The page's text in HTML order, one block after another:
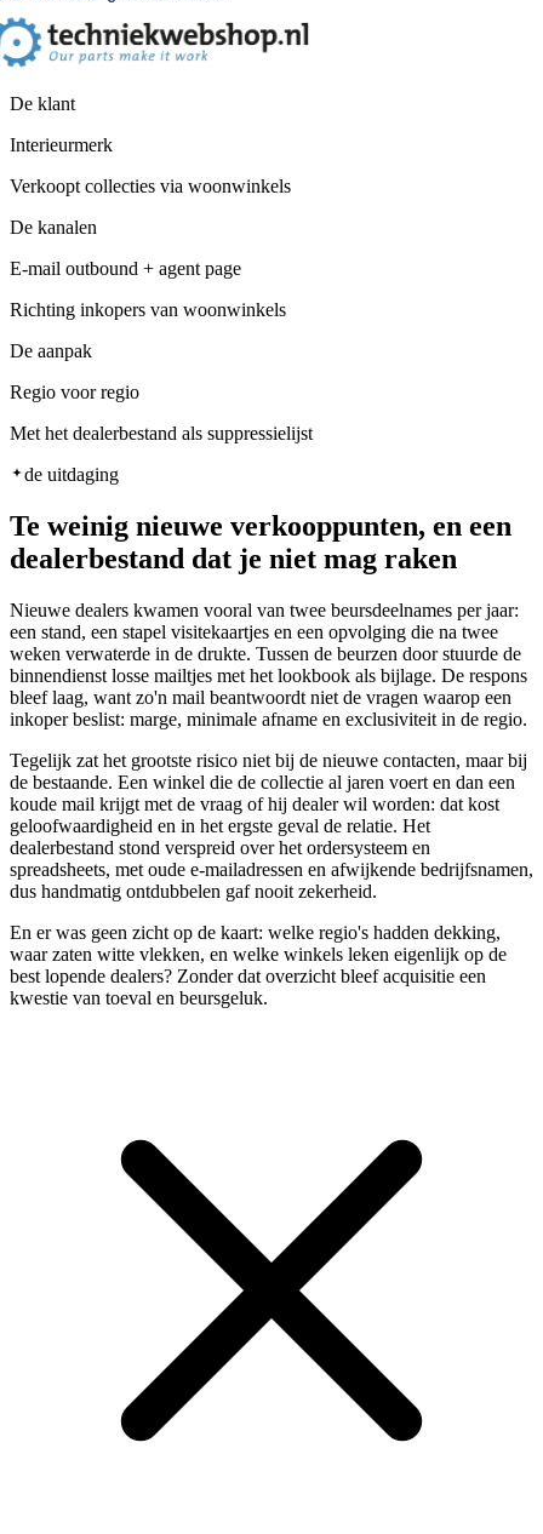
De klant
Interieurmerk
Verkoopt collecties via woonwinkels
De kanalen
E-mail outbound + agent page
Richting inkopers van woonwinkels
De aanpak
Regio voor regio
Met het dealerbestand als suppressielijst
de uitdaging
Te weinig nieuwe verkooppunten, en een
dealerbestand dat je niet mag raken
Nieuwe dealers kwamen vooral van twee beursdeelnames per jaar:
een stand, een stapel visitekaartjes en een opvolging die na twee
weken verwaterde in de drukte. Tussen de beurzen door stuurde de
binnendienst losse mailtjes met het lookbook als bijlage. De respons
bleef laag, want zo'n mail beantwoordt niet de vragen waarop een
inkoper beslist: marge, minimale afname en exclusiviteit in de regio.
Tegelijk zat het grootste risico niet bij de nieuwe contacten, maar bij
de bestaande. Een winkel die de collectie al jaren voert en dan een
koude mail krijgt met de vraag of hij dealer wil worden: dat kost
geloofwaardigheid en in het ergste geval de relatie. Het
dealerbestand stond verspreid over het ordersysteem en
spreadsheets, met oude e-mailadressen en afwijkende bedrijfsnamen,
dus handmatig ontdubbelen gaf nooit zekerheid.
En er was geen zicht op de kaart: welke regio's hadden dekking,
waar zaten witte vlekken, en welke winkels leken eigenlijk op de
best lopende dealers? Zonder dat overzicht bleef acquisitie een
kwestie van toeval en beursgeluk.